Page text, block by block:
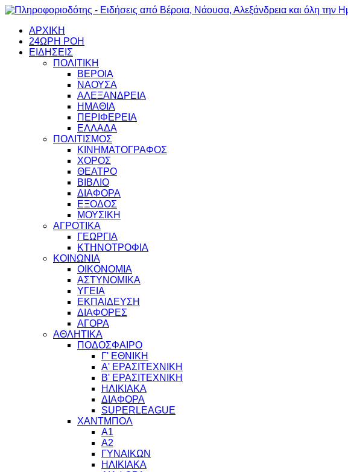
ΑΡΧΙΚΗ
24ΩΡΗ ΡΟΗ
ΕΙΔΗΣΕΙΣ
ΠΟΛΙΤΙΚΗ
ΒΕΡΟΙΑ
ΝΑΟΥΣΑ
ΑΛΕΞΑΝΔΡΕΙΑ
ΗΜΑΘΙΑ
ΠΕΡΙΦΕΡΕΙΑ
ΕΛΛΑΔΑ
ΠΟΛΙΤΙΣΜΟΣ
ΚΙΝΗΜΑΤΟΓΡΑΦΟΣ
ΧΟΡΟΣ
ΘΕΑΤΡΟ
ΒΙΒΛΙΟ
ΔΙΑΦΟΡΑ
ΕΞΟΔΟΣ
ΜΟΥΣΙΚΗ
ΑΓΡΟΤΙΚΑ
ΓΕΩΡΓΙΑ
ΚΤΗΝΟΤΡΟΦΙΑ
ΚΟΙΝΩΝΙΑ
ΟΙΚΟΝΟΜΙΑ
ΑΣΤΥΝΟΜΙΚΑ
ΥΓΕΙΑ
ΕΚΠΑΙΔΕΥΣΗ
ΔΙΑΦΟΡΕΣ
ΑΓΟΡΑ
ΑΘΛΗΤΙΚΑ
ΠΟΔΟΣΦΑΙΡΟ
Γ' ΕΘΝΙΚΗ
Α' ΕΡΑΣΙΤΕΧΝΙΚΗ
Β' ΕΡΑΣΙΤΕΧΝΙΚΗ
ΗΛΙΚΙΑΚΑ
ΔΙΑΦΟΡΑ
SUPERLEAGUE
ΧΑΝΤΜΠΟΛ
Α1
Α2
ΓΥΝΑΙΚΩΝ
ΗΛΙΚΙΑΚΑ